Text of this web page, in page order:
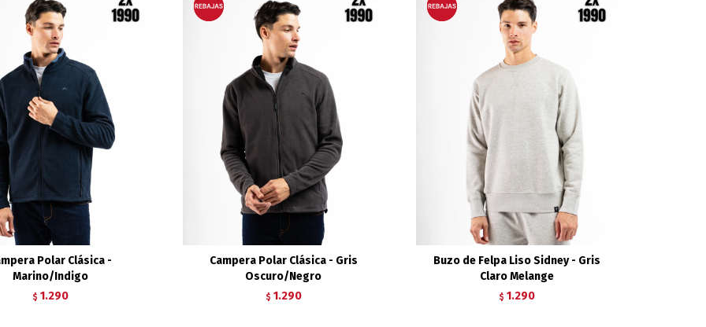
Polar Clásica -
Marino/Indigo
$ 1.290
Campera Polar Clásica - Gris
Oscuro/Negro
$ 1.290
Buzo de Felpa Liso Sidney - Gris
Claro Melange
$ 1.290